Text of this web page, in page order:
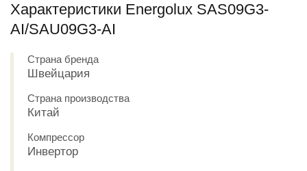
Характеристики Energolux SAS09G3-
AI/SAU09G3-AI
Страна бренда
Швейцария
Страна производства
Китай
Компрессор
Инвертор